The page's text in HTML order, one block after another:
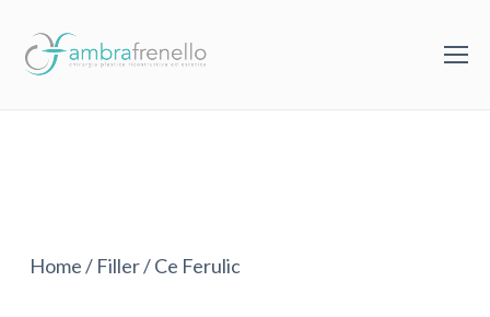
Home/ Filler/Ce Ferulic